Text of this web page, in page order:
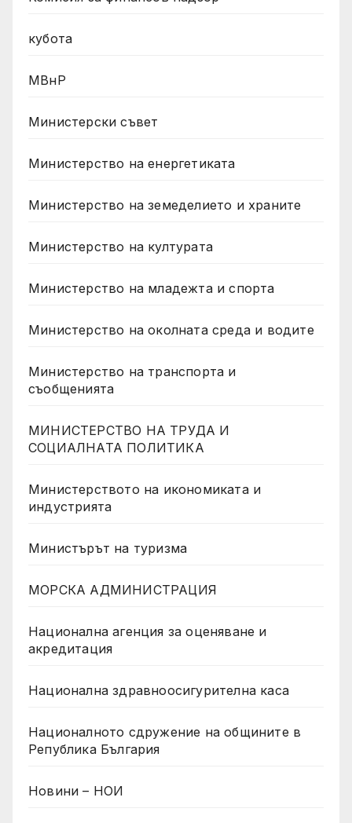
кубота
МВнР
Министерски съвет
Министерство на енергетиката
Министерство на земеделието и храните
Министерство на културата
Министерство на младежта и спорта
Министерство на околната среда и водите
Министерство на транспорта и
съобщенията
МИНИСТЕРСТВО НА ТРУДА И
СОЦИАЛНАТА ПОЛИТИКА
Министерството на икономиката и
индустрията
Министърът на туризма
МОРСКА АДМИНИСТРАЦИЯ
Национална агенция за оценяване и
акредитация
Национална здравноосигурителна каса
Националното сдружение на общините в
Република България
Новини – НОИ